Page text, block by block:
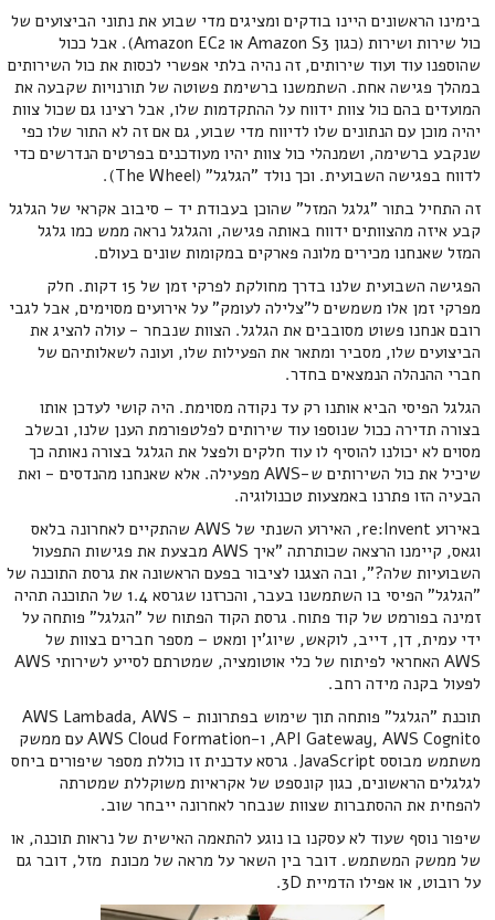
בימינו הראשונים היינו בודקים ומציגים מדי שבוע את נתוני הביצועים של
כול שירות ושירות (כגון Amazon S3 או Amazon EC2). אבל ככול
שהוספנו עוד ועוד שירותים, זה נהיה בלתי אפשרי לכסות את כול השירותים
במהלך פגישה אחת. השתמשנו ברשימת פשוטה של תורנויות שקבעה את
המועדים בהם כול צוות ידווח על ההתקדמות שלו, אבל רצינו גם שכול צוות
יהיה מוכן עם הנתונים שלו לדיווח מדי שבוע, גם אם זה לא התור שלו כפי
שנקבע ברשימה, ושמנהלי כול צוות יהיו מעודכנים בפרטים הנדרשים כדי
לדווח בפגישה השבועית. וכך נולד "הגלגל" (The Wheel).
זה התחיל בתור "גלגל המזל" שהוכן בעבודת יד – סיבוב אקראי של הגלגל
קבע איזה מהצוותים ידווח באותה פגישה, והגלגל נראה ממש כמו גלגל
המזל שאנחנו מכירים מלונה פארקים במקומות שונים בעולם.
הפגישה השבועית שלנו בדרך מחולקת לפרקי זמן של 15 דקות. חלק
מפרקי זמן אלו משמשים ל"צלילה לעומק" על אירועים מסוימים, אבל לגבי
רובם אנחנו פשוט מסובבים את הגלגל. הצוות שנבחר - עולה להציג את
הביצועים שלו, מסביר ומתאר את הפעילות שלו, ועונה לשאלותיהם של
חברי ההנהלה הנמצאים בחדר.
הגלגל הפיסי הביא אותנו רק עד נקודה מסוימת. היה קושי לעדכן אותו
בצורה תדירה ככול שנוספו עוד שירותים לפלטפורמת הענן שלנו, ובשלב
מסוים לא יכולנו להוסיף לו עוד חלקים ולפצל את הגלגל בצורה נאותה כך
שיכיל את כול השירותים ש-AWS מפעילה. אלא שאנחנו מהנדסים - ואת
הבעיה הזו פתרנו באמצעות טכנולוגיה.
באירוע re:Invent, האירוע השנתי של AWS שהתקיים לאחרונה בלאס
וגאס, קיימנו הרצאה שכותרתה "איך AWS מבצעת את פגישות התפעול
השבועיות שלה?", ובה הצגנו לציבור בפעם הראשונה את גרסת התוכנה של
"הגלגל" הפיסי בו השתמשנו בעבר, והכרזנו שגרסא 1.4 של התוכנה תהיה
זמינה בפורמט של קוד פתוח. גרסת הקוד הפתוח של "הגלגל" פותחה על
ידי עמית, דן, דייב, לוקאש, שיוג'ין ומאט – מספר חברים בצוות של
AWS האחראי לפיתוח של כלי אוטומציה, שמטרתם לסייע לשירותי AWS
לפעול בקנה מידה רחב.
תוכנת "הגלגל" פותחה תוך שימוש בפתרונות - AWS Lambada, AWS
API Gateway, AWS Cognito, ו-AWS Cloud Formation עם ממשק
משתמש מבוסס JavaScript. גרסא עדכנית זו כוללת מספר שיפורים ביחס
לגלגלים הראשונים, כגון קונספט של אקראיות משוקללת שמטרתה
להפחית את ההסתברות שצוות שנבחר לאחרונה ייבחר שוב.
שיפור נוסף שעוד לא עסקנו בו נוגע להתאמה האישית של נראות תוכנה, או
של ממשק המשתמש. דובר בין השאר על מראה של מכונת מזל, דובר גם
על רובוט, או אפילו הדמיית 3D.